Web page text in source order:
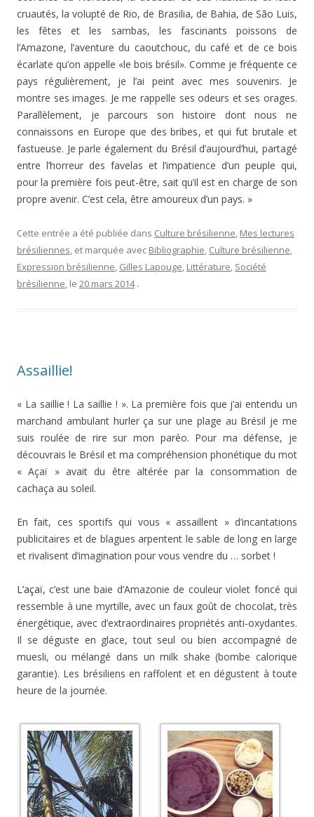
cruautés, la volupté de Rio, de Brasilia, de Bahia, de São Luis,
les fêtes et les sambas, les fascinants poissons de
l’Amazone, l’aventure du caoutchouc, du café et de ce bois
écarlate qu’on appelle «le bois brésil». Comme je fréquente ce
pays régulièrement, je l’ai peint avec mes souvenirs. Je
montre ses images. Je me rappelle ses odeurs et ses orages.
Parallèlement, je parcours son histoire dont nous ne
connaissons en Europe que des bribes, et qui fut brutale et
fastueuse. Je parle également du Brésil d’aujourd’hui, partagé
entre l’horreur des favelas et l’impatience d’un peuple qui,
pour la première fois peut-être, sait qu’il est en charge de son
propre avenir. C’est cela, être amoureux d’un pays. »
Cette entrée a été publiée dans Culture brésilienne, Mes lectures
brésiliennes, et marquée avec Bibliographie, Culture brésilienne,
Expression brésilienne, Gilles Lapouge, Littérature, Société
brésilienne, le 20 mars 2014 .
Assaillie!
« La saillie ! La saillie ! ». La première fois que j’ai entendu un
marchand ambulant hurler ça sur une plage au Brésil je me
suis roulée de rire sur mon paréo. Pour ma défense, je
découvrais le Brésil et ma compréhension phonétique du mot
« Açaï » avait du être altérée par la consommation de
cachaça au soleil.
En fait, ces sportifs qui vous « assaillent » d’incantations
publicitaires et de blagues arpentent le sable de long en large
et rivalisent d’imagination pour vous vendre du … sorbet !
L’açaï, c’est une baie d’Amazonie de couleur violet foncé qui
ressemble à une myrtille, avec un faux goût de chocolat, très
énergétique, avec d’extraordinaires propriétés anti-oxydantes.
Il se déguste en glace, tout seul ou bien accompagné de
muesli, ou mélangé dans un milk shake (bombe calorique
garantie). Les brésiliens en raffolent et en dégustent à toute
heure de la journée.